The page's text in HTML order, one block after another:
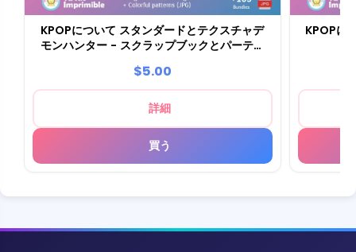
KPOPについて スタンダードとテクスチャデ
モンハンター - スクラップブックとパーティ
$5.00
詳細
買う
KPOPに